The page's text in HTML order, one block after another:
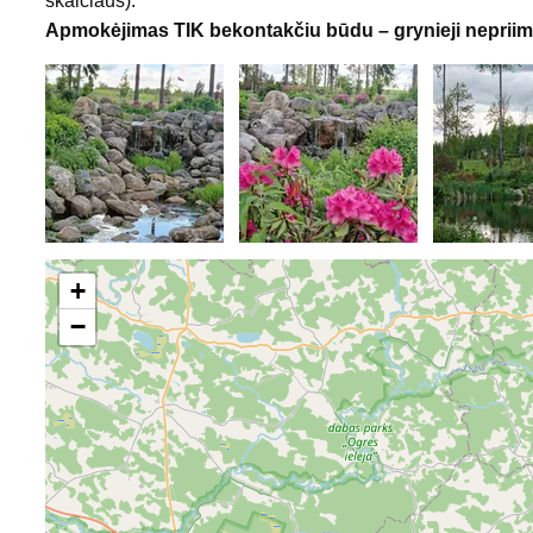
Apmokėjimas TIK bekontakčiu būdu – grynieji
+
−